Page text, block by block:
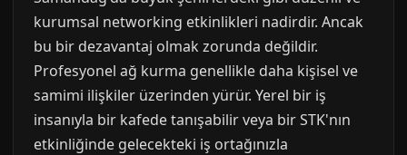
kurumsal networking etkinlikleri nadirdir. Ancak
bu bir dezavantaj olmak zorunda değildir.
Profesyonel ağ kurma genellikle daha kişisel ve
samimi ilişkiler üzerinden yürür. Yerel bir iş
insanıyla bir kafede tanışabilir veya bir STK'nın
etkinliğinde gelecekteki iş ortağınızla